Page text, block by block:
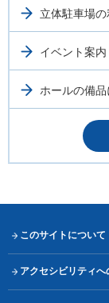
立体駐車場
イベント案内
ホールの備
このサイトについて
アクセシビリティへ